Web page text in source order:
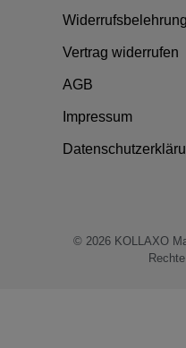
Widerrufsbelehrung
Vertrag widerrufen
AGB
Impressum
© 2026 KOLLAXO